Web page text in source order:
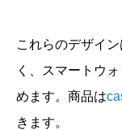
これらのデザイ
く、スマートウ
めます。商品は
きます。